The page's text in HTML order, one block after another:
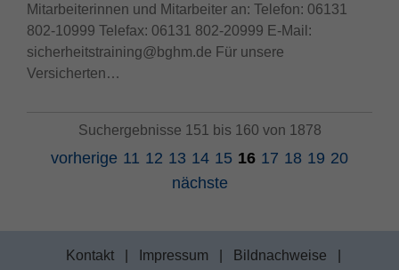
Mitarbeiterinnen und Mitarbeiter an: Telefon: 06131
802-10999 Telefax: 06131 802-20999 E-Mail:
sicherheitstraining@bghm.de Für unsere
Versicherten…
Suchergebnisse 151 bis 160 von 1878
vorherige 11 12 13 14 15 16 17 18 19 20
nächste
Kontakt Impressum Bildnachweise